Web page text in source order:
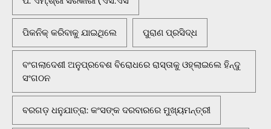
ପିକନିକ୍‌ କରିବାକୁ ଯାଇଥିଲେ ପୁରାଣ ପ୍ରସିଦ୍ଧ
ବଂଗଲାଦେଶୀ ଅନୁପ୍ରବେଶ ବିରୋଧରେ ରାସ୍ତାକୁ ଓହ୍ଲାଇଲେ ହିନ୍ଦୁ
ସଂଗଠନ
ବରଗଡ଼ ଧନୁଯାତ୍ରା: କଂସଙ୍କ ଦରବାରରେ ମୁଖ୍ୟମନ୍ତ୍ରୀ